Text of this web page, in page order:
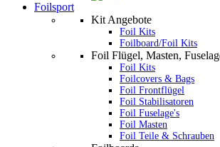
Foilsport
Kit Angebote
Foil Kits
Foilboard/Foil Kits
Foil Flügel, Masten,
Foil Kits
Foilcovers & Bags
Foil Frontflügel
Foil Stabilisatoren
Foil Fuselage's
Foil Masten
Foil Teile & Schrauben